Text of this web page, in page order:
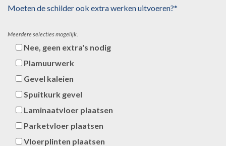
Moeten de schilder ook extra werken uitvoeren?*
Meerdere selecties mogelijk.
Nee, geen extra's nodig
Plamuurwerk
Gevel kaleien
Spuitkurk gevel
Laminaatvloer plaatsen
Parketvloer plaatsen
Vloerplinten plaatsen